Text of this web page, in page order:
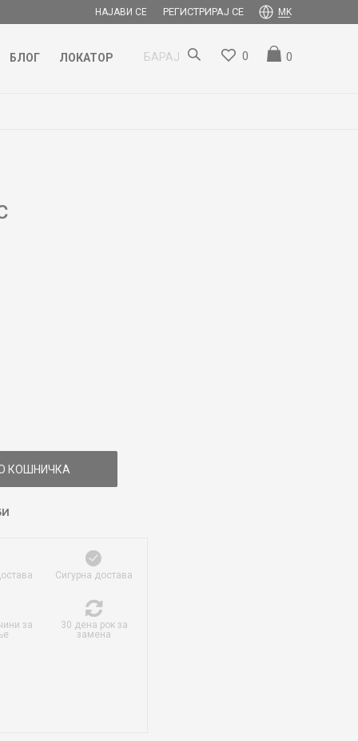
НАЈАВИ СЕ РЕГИСТРИРАЈ СЕ MK
БЛОГ ЛОКАТОР БАРАЈ 0
0
КОШНИЧКА
Сигурна достава
за
30 дена рок за
замена